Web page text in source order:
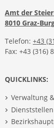
Amt der
8010 Graz-
Telefon: +43
Fax: +43 (316)
QUICKLINKS:
Verwaltung